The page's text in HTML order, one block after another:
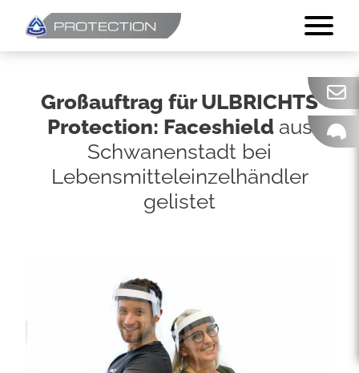
Großauftrag für ULBRICHTS
Protection: Faceshield aus
Schwanenstadt bei
Lebensmitteleinzelhändler
gelistet